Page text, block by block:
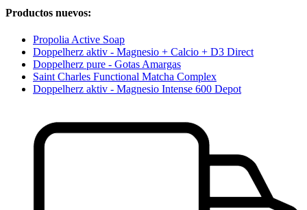
Productos nuevos:
Propolia Active Soap
Doppelherz aktiv - Magnesio + Calcio + D3 Direct
Doppelherz pure - Gotas Amargas
Saint Charles Functional Matcha Complex
Doppelherz aktiv - Magnesio Intense 600 Depot